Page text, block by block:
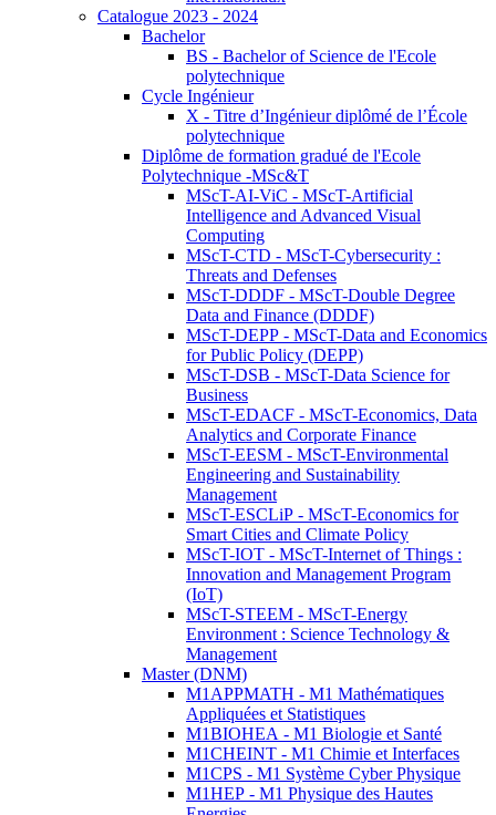
Catalogue 2023 - 2024
Bachelor
BS - Bachelor of Science de l'Ecole
polytechnique
Cycle Ingénieur
X - Titre d’Ingénieur diplômé de l’École
polytechnique
Diplôme de formation gradué de l'Ecole
Polytechnique -MSc&T
MScT-AI-ViC - MScT-Artificial
Intelligence and Advanced Visual
Computing
MScT-CTD - MScT-Cybersecurity :
Threats and Defenses
MScT-DDDF - MScT-Double Degree
Data and Finance (DDDF)
MScT-DEPP - MScT-Data and Economics
for Public Policy (DEPP)
MScT-DSB - MScT-Data Science for
Business
MScT-EDACF - MScT-Economics, Data
Analytics and Corporate Finance
MScT-EESM - MScT-Environmental
Engineering and Sustainability
Management
MScT-ESCLiP - MScT-Economics for
Smart Cities and Climate Policy
MScT-IOT - MScT-Internet of Things :
Innovation and Management Program
(IoT)
MScT-STEEM - MScT-Energy
Environment : Science Technology &
Management
Master (DNM)
M1APPMATH - M1 Mathématiques
Appliquées et Statistiques
M1BIOHEA - M1 Biologie et Santé
M1CHEINT - M1 Chimie et Interfaces
M1CPS - M1 Système Cyber Physique
M1HEP - M1 Physique des Hautes